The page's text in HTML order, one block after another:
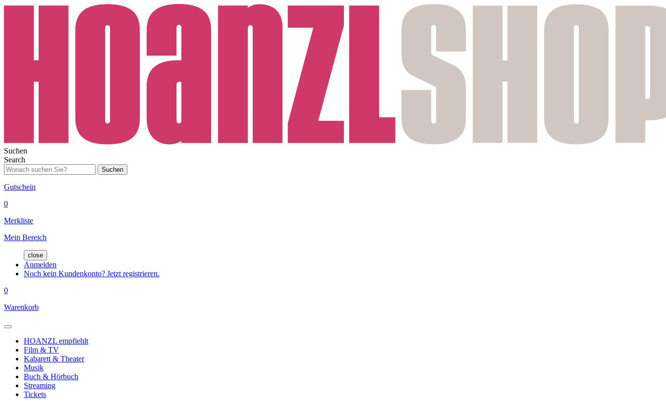
Suchen
Search
Suchen
Gutschein
0
Merkliste
Mein Bereich
close
Anmelden
Noch kein Kundenkonto? Jetzt registrieren.
0
Warenkorb
HOANZL empfiehlt
Film & TV
Kabarett & Theater
Musik
Buch & Hörbuch
Streaming
Tickets